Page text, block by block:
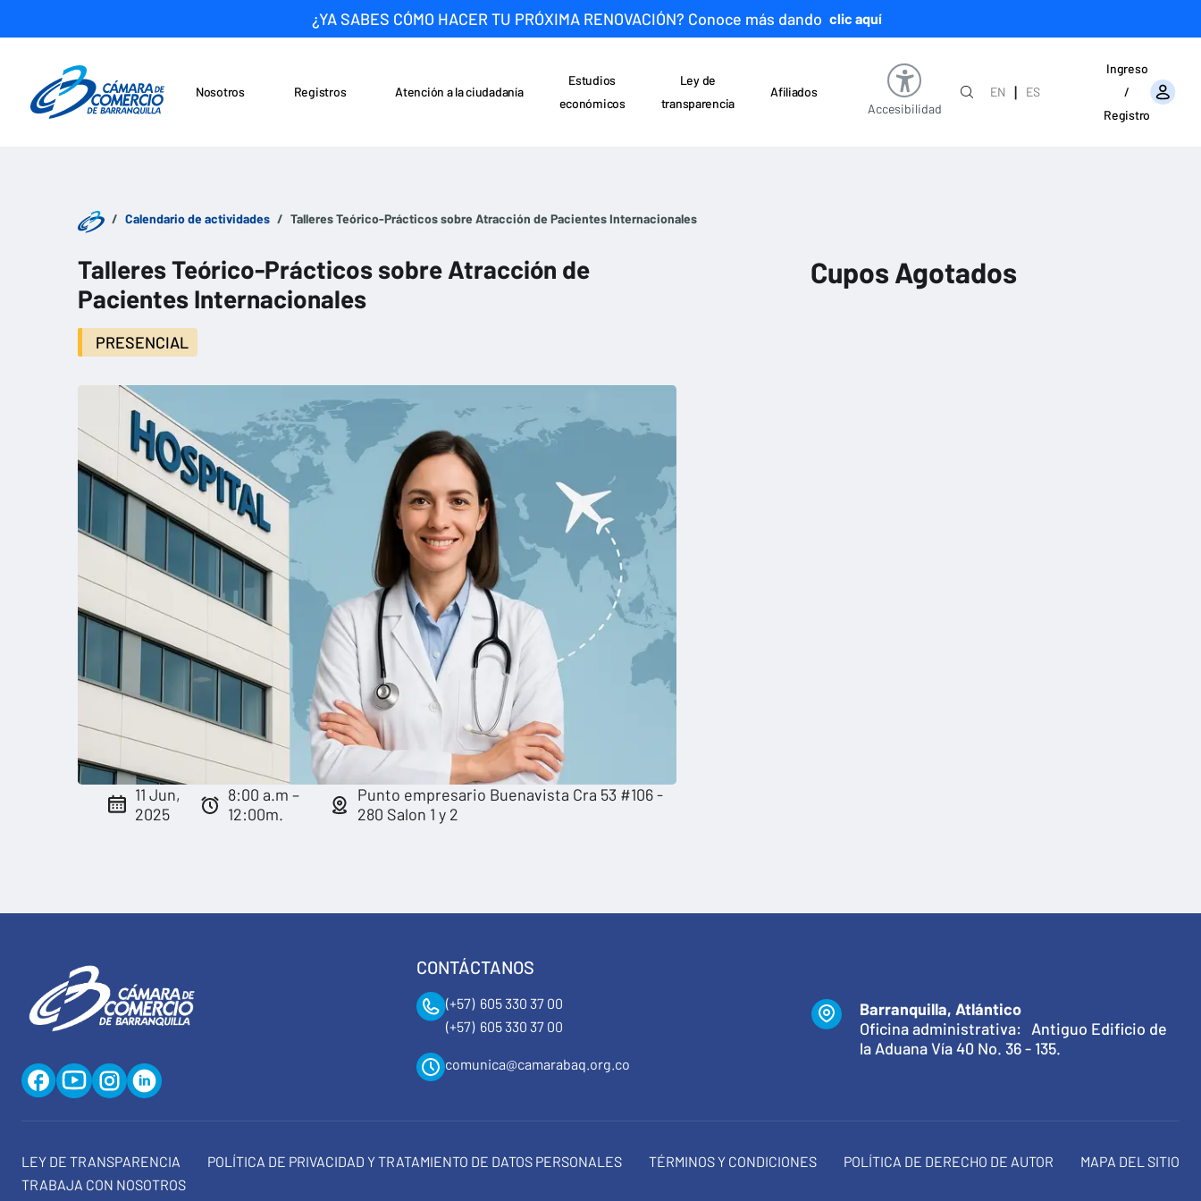
¿YA SABES CÓMO HACER TU PRÓXIMA RENOVACIÓN? Conoce más dando clic aquí
Nosotros Registros
Atención a la ciudadanía
Estudios
económicos
Ley de
transparencia
Afiliados
Accesibilidad
EN |
ES
Ingreso
/
Registro
Calendario de actividades Talleres Teórico-Prácticos sobre Atracción de Pacientes Internacionales
Talleres Teórico-Prácticos sobre Atracción de
Pacientes Internacionales
PRESENCIAL
11 Jun,
2025
8:00 a.m –
12:00m.
Punto empresario Buenavista Cra 53 #106 -
280 Salon 1 y 2
Cupos Agotados
CONTÁCTANOS
(+57) 605 330 37 00
(+57) 605 330 37 00
comunica@camarabaq.org.co
Barranquilla, Atlántico
Oficina administrativa: Antiguo Edificio de
la Aduana Vía 40 No. 36 - 135.
LEY DE TRANSPARENCIA POLÍTICA DE PRIVACIDAD Y TRATAMIENTO DE DATOS PERSONALES TÉRMINOS Y CONDICIONES POLÍTICA DE DERECHO DE AUTOR
MAPA DEL SITIO
TRABAJA CON NOSOTROS